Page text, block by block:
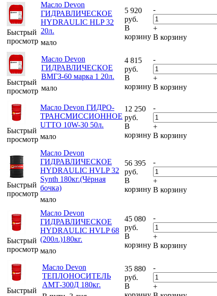
Быстрый
просмотр
Масло Devon
ГИДРАВЛИЧЕСКОЕ
HYDRAULIC HLP 32
20л.
мало
5 920
руб.
В
корзину
-
+
В корзину
Быстрый
просмотр
Масло Devon
ГИДРАВЛИЧЕСКОЕ
ВМГЗ-60 марка 1 20л.
мало
4 815
руб.
В
корзину
-
+
В корзину
Быстрый
просмотр
Масло Devon ГИДРО-
ТРАНСМИССИОННОЕ
UTTO 10W-30 50л.
мало
12 250
руб.
В
корзину
-
+
В корзину
Быстрый
просмотр
Масло Devon
ГИДРАВЛИЧЕСКОЕ
HYDRAULIC HVLP 32
Synth 180кг.(Чёрная
бочка)
мало
56 395
руб.
В
корзину
-
+
В корзину
Быстрый
просмотр
Масло Devon
ГИДРАВЛИЧЕСКОЕ
HYDRAULIC HVLP 68
(200л.)180кг.
мало
45 080
руб.
В
корзину
-
+
В корзину
Быстрый
Масло Devon
ТЕПЛОНОСИТЕЛЬ
АМТ-300Д 180кг.
35 880
руб.
В
-
+